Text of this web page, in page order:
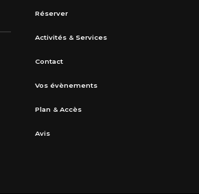
Réserver
Activités & Services
Contact
Vos évènements
Plan & Accès
Avis